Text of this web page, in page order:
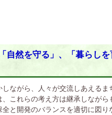
自然を守る」、「暮らし
ながら、人々が交流しあえる
これらの考え方は継承しなが
と開発のバランスを適切に図り